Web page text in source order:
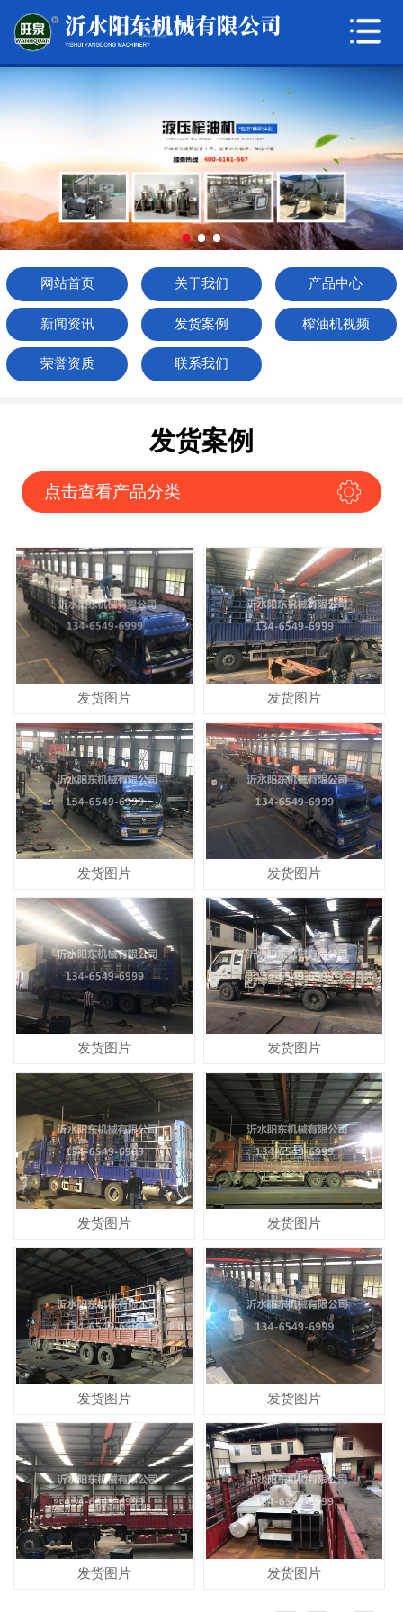
网站首页
关于我们
产品中心
新闻资讯
发货案例
榨油机视频
荣誉资质
联系我们
网站首页 关于我们 产品中心
新闻资讯 发货案例 榨油机视频
荣誉资质 联系我们
发货案例
点击查看产品分类
发货图片 发货图片
发货图片 发货图片
发货图片 发货图片
发货图片 发货图片
发货图片 发货图片
发货图片 发货图片